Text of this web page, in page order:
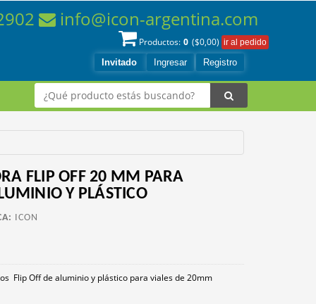
Invitado Ingresar Registro
Productos: 0 ($0,00)
info@icon-argentina.com
FLIP OFF 20 MM PARA
Y PLÁSTICO
ICON
Flip Off de aluminio y plástico para viales de 20mm